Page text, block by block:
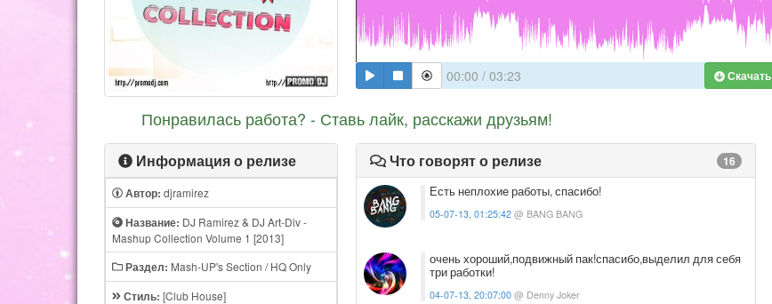
00:00 / 03:23 Скачать
Понравилась работа? - Ставь лайк, расскажи друзьям!
Информация о релизе
Автор: djramirez
Название: DJ Ramirez & DJ Art-Div -
Mashup Collection Volume 1 [2013]
Раздел: Mash-UP's Section / HQ Only
Стиль: [Club House]
Что говорят о релизе
16
Есть неплохие работы, спасибо!
05-07-13, 01:25:42@ BANG BANG
очень хороший,подвижный пак!спасибо,выделил для себя
три работки!
04-07-13, 20:07:00@ Denny Joker